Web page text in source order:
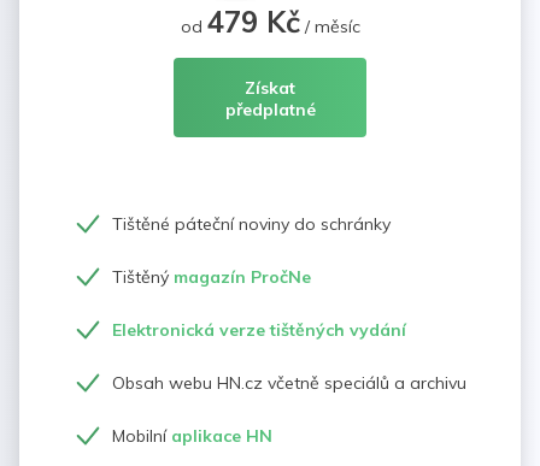
od 479 Kč/ měsíc
Získat
předplatné
Tištěné páteční noviny do schránky
Tištěný magazín PročNe
Elektronická verze tištěných vydání
Obsah webu HN.cz včetně speciálů a archivu
Mobilní aplikace HN